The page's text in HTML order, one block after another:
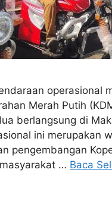
operasional
Merah Putih
berlangsung di
ini merupakan
pengembangan
… Baca